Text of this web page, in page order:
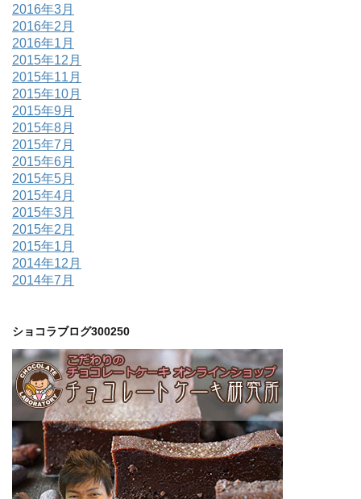
2016年3月
2016年2月
2016年1月
2015年12月
2015年11月
2015年10月
2015年9月
2015年8月
2015年7月
2015年6月
2015年5月
2015年4月
2015年3月
2015年2月
2015年1月
2014年12月
2014年7月
ショコラブログ300250